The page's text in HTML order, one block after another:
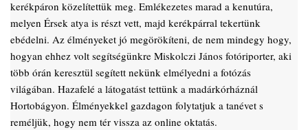
kerékpáron közelítettük meg. Emlékezetes marad a kenutúra,
melyen Érsek atya is részt vett, majd kerékpárral tekertünk
ebédelni. Az élményeket jó megörökíteni, de nem mindegy hogy,
hogyan ehhez volt segítségünkre Miskolczi János fotóriporter, aki
több órán keresztül segített nekünk elmélyedni a fotózás
világában. Hazafelé a látogatást tettünk a madárkórháznál
Hortobágyon. Élményekkel gazdagon folytatjuk a tanévet s
reméljük, hogy nem tér vissza az online oktatás.